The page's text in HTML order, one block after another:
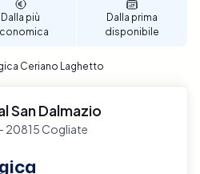
Prenota ora per garantire un
e affidabile per la
Dalla più
Dalla prima
disponibile
Ceriano Laghetto
San Dalmazio
20815 Cogliate